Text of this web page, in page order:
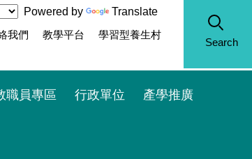
Search
Powered by Translate
職員專區 行政單位 產學推廣
我們 教學平台 學習型養生村